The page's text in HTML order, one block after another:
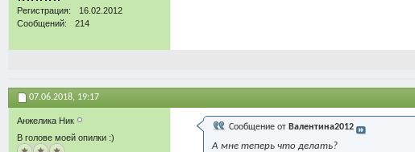
Регистрация
16.02.2012
Сообщений
214
07.06.2018, 19:17
Анжелика Ник
В голове моей опилки :)
Сообщение от Валентина2012
А мне теперь что делать?